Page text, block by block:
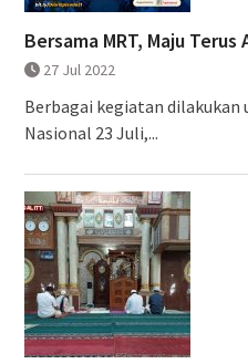
Bersama MRT, Maju
27 Jul 2022
Berbagai kegiatan
Nasional 23 Juli,...